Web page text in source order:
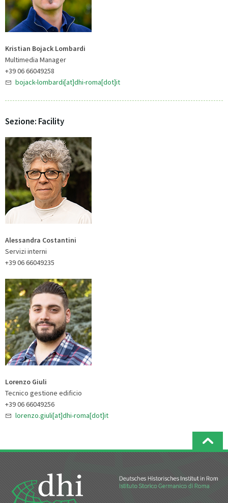
Kristian Bojack Lombardi
Multimedia Manager
+39 06 66049258
bojack-lombardi[at]dhi-roma[dot]it
Sezione: Facility
Alessandra Costantini
Servizi interni
+39 06 66049235
Lorenzo Giuli
Tecnico gestione edificio
+39 06 66049256
lorenzo.giuli[at]dhi-roma[dot]it